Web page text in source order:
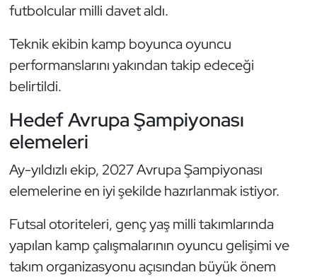
futbolcular milli davet aldı.
Teknik ekibin kamp boyunca oyuncu
performanslarını yakından takip edeceği
belirtildi.
Hedef Avrupa Şampiyonası
elemeleri
Ay-yıldızlı ekip, 2027 Avrupa Şampiyonası
elemelerine en iyi şekilde hazırlanmak istiyor.
Futsal otoriteleri, genç yaş milli takımlarında
yapılan kamp çalışmalarının oyuncu gelişimi ve
takım organizasyonu açısından büyük önem
Kürek
Masa Tenisi
Modern Pentatlon
Motor Sporları
Okçuluk
Optimist
Oryantiring